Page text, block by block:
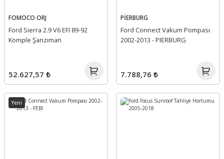
FOMOCO ORJ
Ford Sierra 2.9 V6 EFI 89-92
Komple Şanzıman
52.627,57 ₺
PİERBURG
Ford Connect Vakum Pompası
2002-2013 - PIERBURG
7.788,76 ₺
Yeni